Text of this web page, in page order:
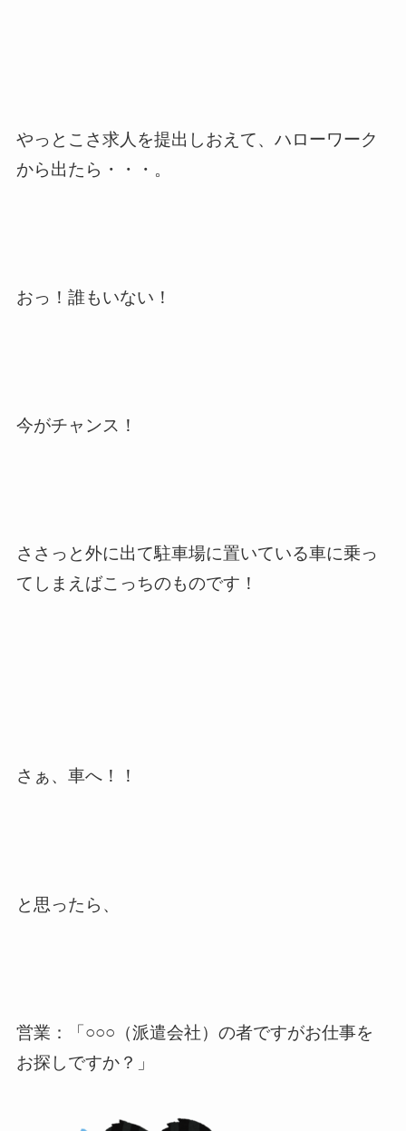
やっとこさ求人を提出しおえて、ハローワーク
から出たら・・・。
おっ！誰もいない！
今がチャンス！
ささっと外に出て駐車場に置いている車に乗っ
てしまえばこっちのものです！
さぁ、車へ！！
と思ったら、
営業：「○○○（派遣会社）の者ですがお仕事を
お探しですか？」